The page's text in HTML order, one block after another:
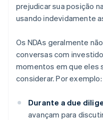
prejudicar sua posição
usando indevidamente
Os NDAs geralmente
conversas com
momentos em que eles
considerar. Por exemplo:
Durante a due
avançam para